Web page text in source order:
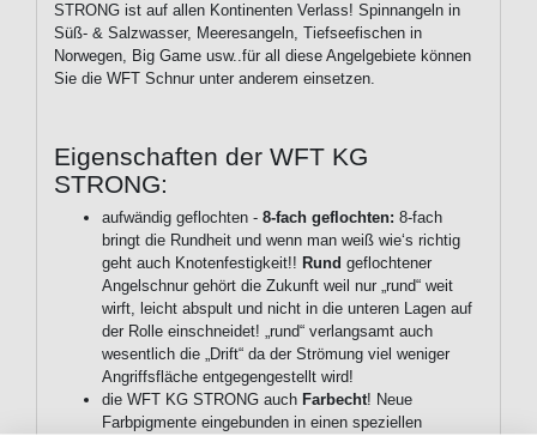
STRONG ist auf allen Kontinenten Verlass! Spinnangeln in
Süß- & Salzwasser, Meeresangeln, Tiefseefischen in
Norwegen, Big Game usw..für all diese Angelgebiete können
Sie die WFT Schnur unter anderem einsetzen.
Eigenschaften der WFT KG
STRONG:
aufwändig geflochten - 8-fach geflochten: 8-fach
bringt die Rundheit und wenn man weiß wie‘s richtig
geht auch Knotenfestigkeit!! Rund geflochtener
Angelschnur gehört die Zukunft weil nur „rund“ weit
wirft, leicht abspult und nicht in die unteren Lagen auf
der Rolle einschneidet! „rund“ verlangsamt auch
wesentlich die „Drift“ da der Strömung viel weniger
Angriffsfläche entgegengestellt wird!
die WFT KG STRONG auch Farbecht! Neue
Farbpigmente eingebunden in einen speziellen